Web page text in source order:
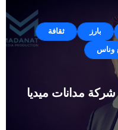
بارز ثقافة
وناس
مدانات ميديا